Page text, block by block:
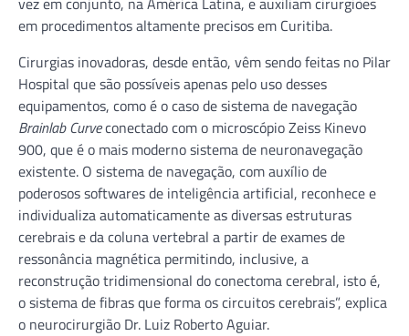
em procedimentos altamente precisos em Curitiba.
Cirurgias inovadoras, desde então, vêm sendo feitas no Pilar
Hospital que são possíveis apenas pelo uso desses
equipamentos, como é o caso de sistema de navegação
Brainlab Curveconectado com o microscópio Zeiss Kinevo
900, que é o mais moderno sistema de neuronavegação
existente. O sistema de navegação, com auxílio de
poderosos softwares de inteligência artificial, reconhece e
individualiza automaticamente as diversas estruturas
cerebrais e da coluna vertebral a partir de exames de
ressonância magnética permitindo, inclusive, a
reconstrução tridimensional do conectoma cerebral, isto é,
o sistema de fibras que forma os circuitos cerebrais”, explica
o neurocirurgião Dr. Luiz Roberto Aguiar.